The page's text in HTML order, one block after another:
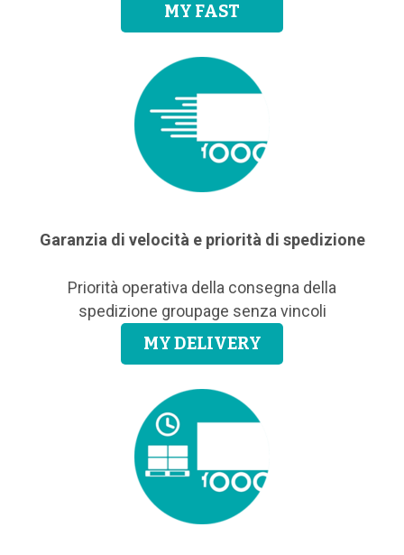
MY FAST
Garanzia di velocità e priorità di spedizione
Priorità operativa della consegna della
spedizione groupage senza vincoli
MY DELIVERY